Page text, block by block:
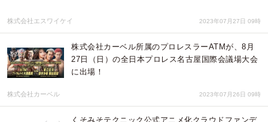
株式会社エスワイケイ 2023年07月27日 09時
株式会社カーベル所属のプロレスラーATMが、8月
27日（日）の全日本プロレス名古屋国際会議場大会
に出場！
株式会社カーベル 2023年07月26日 09時
くそみそテクニック公式アニメ化クラウドファンデ